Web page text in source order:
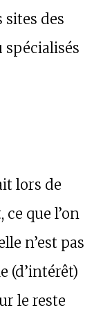
sites des
lors de
que l’on
n’est pas
(d’intérêt)
le reste